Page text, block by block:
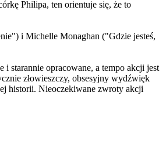
Philipa, ten orientuje się, że to
i Michelle Monaghan ("Gdzie jesteś,
starannie opracowane, a tempo akcji jest
złowieszczy, obsesyjny wydźwięk
historii. Nieoczekiwane zwroty akcji